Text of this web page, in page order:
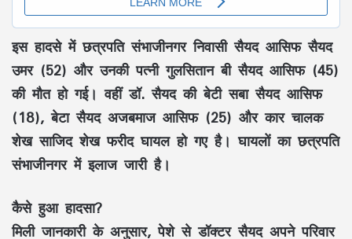
इस हादसे में छत्रपति संभाजीनगर निवासी सैयद आसिफ सैयद
उमर (52) और उनकी पत्नी गुलसितान बी सैयद आसिफ (45)
की मौत हो गई। वहीं डॉ. सैयद की बेटी सबा सैयद आसिफ
(18), बेटा सैयद अजबमाज आसिफ (25) और कार चालक
शेख साजिद शेख फरीद घायल हो गए है। घायलों का छत्रपति
संभाजीनगर में इलाज जारी है।
कैसे हुआ हादसा?
मिली जानकारी के अनुसार, पेशे से डॉक्टर सैयद अपने परिवार